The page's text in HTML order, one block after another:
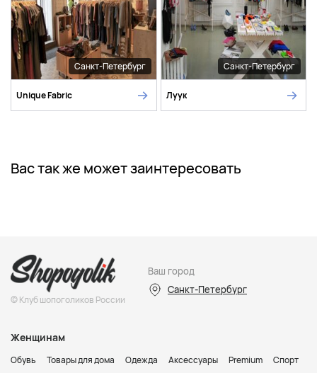
Санкт-Петербург
Unique Fabric
Санкт-Петербург
Луук
Вас так же может заинтересовать
© Клуб шопоголиков России
Ваш город
Санкт-Петербург
Женщинам
Обувь Товары для дома Одежда Аксессуары Premium
Спорт